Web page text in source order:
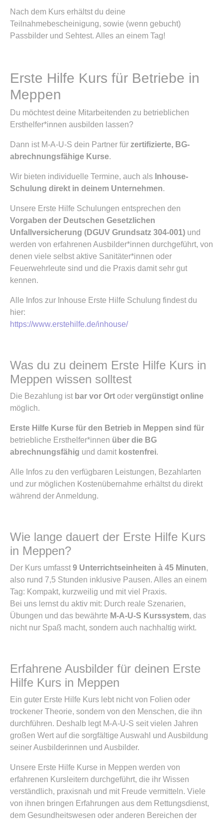
Nach dem Kurs erhältst du deine
Teilnahmebescheinigung, sowie (wenn gebucht)
Passbilder und Sehtest. Alles an einem Tag!
Erste Hilfe Kurs für Betriebe in
Meppen
Du möchtest deine Mitarbeitenden zu betrieblichen
Ersthelfer*innen ausbilden lassen?
Dann ist M-A-U-S dein Partner für zertifizierte, BG-
abrechnungsfähige Kurse.
Wir bieten individuelle Termine, auch als Inhouse-
Schulung direkt in deinem Unternehmen.
Unsere Erste Hilfe Schulungen entsprechen den
Vorgaben der Deutschen Gesetzlichen
Unfallversicherung (DGUV Grundsatz 304-001) und
werden von erfahrenen Ausbilder*innen durchgeführt, von
denen viele selbst aktive Sanitäter*innen oder
Feuerwehrleute sind und die Praxis damit sehr gut
kennen.
Alle Infos zur Inhouse Erste Hilfe Schulung findest du
hier:
https://www.erstehilfe.de/inhouse/
Was du zu deinem Erste Hilfe Kurs in
Meppen wissen solltest
Die Bezahlung ist bar vor Ort oder vergünstigt online
möglich.
Erste Hilfe Kurse für den Betrieb in Meppen sind für
betriebliche Ersthelfer*innen über die BG
abrechnungsfähig und damit kostenfrei.
Alle Infos zu den verfügbaren Leistungen, Bezahlarten
und zur möglichen Kostenübernahme erhältst du direkt
während der Anmeldung.
Wie lange dauert der Erste Hilfe Kurs
in Meppen?
Der Kurs umfasst 9 Unterrichtseinheiten à 45 Minuten,
also rund 7,5 Stunden inklusive Pausen. Alles an einem
Tag: Kompakt, kurzweilig und mit viel Praxis.
Bei uns lernst du aktiv mit: Durch reale Szenarien,
Übungen und das bewährte M-A-U-S Kurssystem, das
nicht nur Spaß macht, sondern auch nachhaltig wirkt.
Erfahrene Ausbilder für deinen Erste
Hilfe Kurs in Meppen
Ein guter Erste Hilfe Kurs lebt nicht von Folien oder
trockener Theorie, sondern von den Menschen, die ihn
durchführen. Deshalb legt M-A-U-S seit vielen Jahren
großen Wert auf die sorgfältige Auswahl und Ausbildung
seiner Ausbilderinnen und Ausbilder.
Unsere Erste Hilfe Kurse in Meppen werden von
erfahrenen Kursleitern durchgeführt, die ihr Wissen
verständlich, praxisnah und mit Freude vermitteln. Viele
von ihnen bringen Erfahrungen aus dem Rettungsdienst,
dem Gesundheitswesen oder anderen Bereichen der